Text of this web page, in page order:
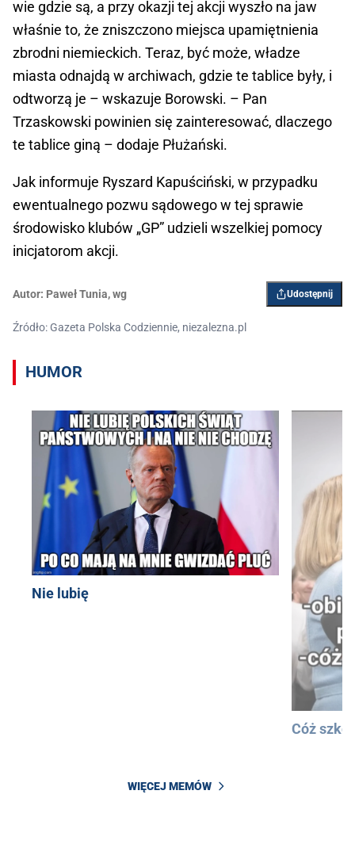
wie gdzie są, a przy okazji tej akcji wyszło na jaw
właśnie to, że zniszczono miejsca upamiętnienia
zbrodni niemieckich. Teraz, być może, władze
miasta odnajdą w archiwach, gdzie te tablice były, i
odtworzą je – wskazuje Borowski. – Pan
Trzaskowski powinien się zainteresować, dlaczego
te tablice giną – dodaje Płużański.
Jak informuje Ryszard Kapuściński, w przypadku
ewentualnego pozwu sądowego w tej sprawie
środowisko klubów „GP” udzieli wszelkiej pomocy
inicjatorom akcji.
Autor: Paweł Tunia,wg Udostępnij
Źródło: Gazeta Polska Codziennie, niezalezna.pl
HUMOR
Nie lubię
Cóż
WIĘCEJ MEMÓW